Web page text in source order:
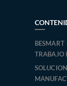
BESMART
TRABAJO